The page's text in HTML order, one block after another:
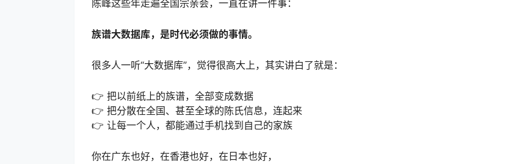
陈峰这些年走遍全国宗亲会，一直在讲一件事：
族谱大数据库，是时代必须做的事情。
很多人一听“大数据库”，觉得很高大上，其实讲白了就是：
👉 把以前纸上的族谱，全部变成数据
👉 把分散在全国、甚至全球的陈氏信息，连起来
👉 让每一个人，都能通过手机找到自己的家族
你在广东也好，在香港也好，在日本也好，